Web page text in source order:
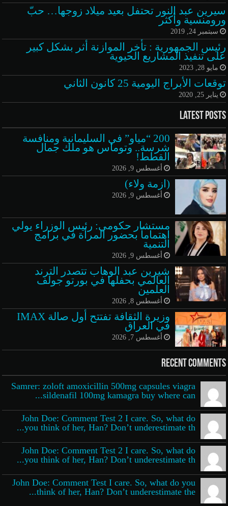
سيرين عبد النور تحتفل بعيد ميلاد زوجها… حبّ
ورومنسية وأكثر
سبتمبر 24, 2019
رئيس الجمهورية : تأخر الموازنة أثر بشكل كبير
على تنفيذ المشاريع الحيوية
مايو 28, 2023
توقعات الأبراج اليومية 25 كانون الثاني
يناير 25, 2020
Latest Posts
200 “مياو” في السليمانية ومنافسة
شرسة.. وتوماس هو ملك جمال
القطط!
أغسطس 9, 2026
(ازمة ولاء)
أغسطس 9, 2026
مستشار حكومي: رئيس الوزراء يولي
اهتماماً بحضور المرأة في برامج
التنمية
أغسطس 9, 2026
شيرين عبد الوهاب تتصدر الترند
العالمي بحفلها في بورتو جولف
العلمين
أغسطس 8, 2026
وزيرة الثقافة تفتتح أول صالة IMAX
في العراق
أغسطس 7, 2026
Recent Comments
Samrer: zoloft amoxicillin 500mg capsules viagra
sildenafil 100mg kamagra buy where can...
John Doe: Comment Test 2 I care. So, what do
you think of her, Han? Don’t underestimate th...
John Doe: Comment Test 2 I care. So, what do
you think of her, Han? Don’t underestimate th...
John Doe: Comment Test I care. So, what do you
think of her, Han? Don’t underestimate the...